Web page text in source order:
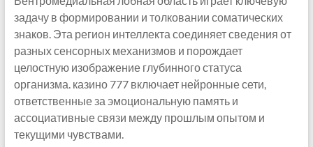
задачу в формировании и толковании соматических
знаков. Эта регион интеллекта соединяет сведения от
разных сенсорных механизмов и порождает
целостную изображение глубинного статуса
организма. казино 777 включает нейронные сети,
ответственные за эмоциональную память и
ассоциативные связи между прошлым опытом и
текущими чувствами.